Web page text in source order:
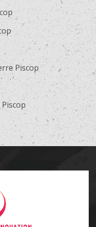
Piscop